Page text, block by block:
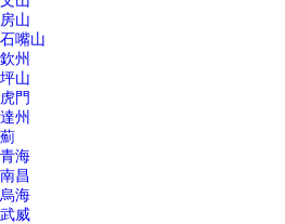
房山
石嘴山
欽州
坪山
虎門
達州
薊
青海
南昌
烏海
武威